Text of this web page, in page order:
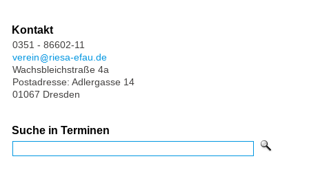
Kontakt
0351 - 86602-11
verein
riesa-efau.de
Wachsbleichstraße 4a
Postadresse: Adlergasse 14
01067 Dresden
Suche in Terminen